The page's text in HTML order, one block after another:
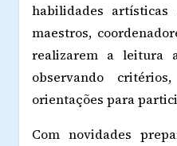
habilidades artísticas
maestros,
realizarem a leitura
observando
orientações para
Com novidades